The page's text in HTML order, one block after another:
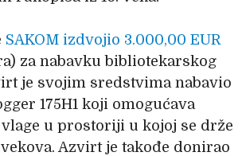
SAKOM izdvojio 3.000,00 EUR
za nabavku bibliotekarskog
je svojim sredstvima nabavio
175H1 koji omogućava
u prostoriji u kojoj se drže
Azvirt je takođe donirao